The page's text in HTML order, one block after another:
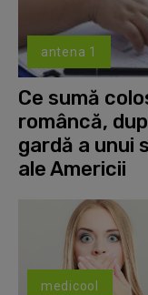
antena 1
Ce sumă
româncă,
gardă a unui
ale Americii
medicool